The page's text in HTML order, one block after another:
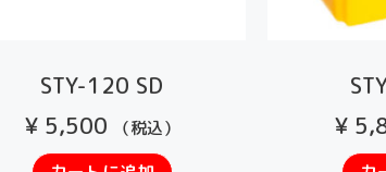
STY-120 SD
¥5,500 （税込）
¥